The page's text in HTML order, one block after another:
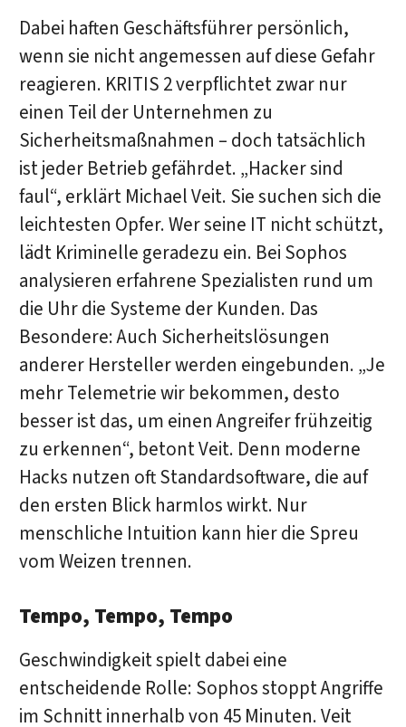
Dabei haften Geschäftsführer persönlich,
wenn sie nicht angemessen auf diese Gefahr
reagieren. KRITIS 2 verpflichtet zwar nur
einen Teil der Unternehmen zu
Sicherheitsmaßnahmen – doch tatsächlich
ist jeder Betrieb gefährdet. „Hacker sind
faul“, erklärt Michael Veit. Sie suchen sich die
leichtesten Opfer. Wer seine IT nicht schützt,
lädt Kriminelle geradezu ein. Bei Sophos
analysieren erfahrene Spezialisten rund um
die Uhr die Systeme der Kunden. Das
Besondere: Auch Sicherheitslösungen
anderer Hersteller werden eingebunden. „Je
mehr Telemetrie wir bekommen, desto
besser ist das, um einen Angreifer frühzeitig
zu erkennen“, betont Veit. Denn moderne
Hacks nutzen oft Standardsoftware, die auf
den ersten Blick harmlos wirkt. Nur
menschliche Intuition kann hier die Spreu
vom Weizen trennen.
Tempo, Tempo, Tempo
Geschwindigkeit spielt dabei eine
entscheidende Rolle: Sophos stoppt Angriffe
im Schnitt innerhalb von 45 Minuten. Veit